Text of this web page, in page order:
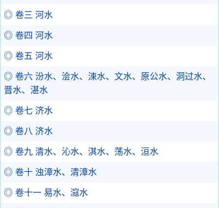
◎ 卷三 河水
◎ 卷四 河水
◎ 卷五 河水
◎ 卷六 汾水、浍水、涑水、文水、原公水、洞过水、
晋水、湛水
◎ 卷七 济水
◎ 卷八 济水
◎ 卷九 清水、沁水、淇水、荡水、洹水
◎ 卷十 浊漳水、清漳水
◎ 卷十一 易水、滱水